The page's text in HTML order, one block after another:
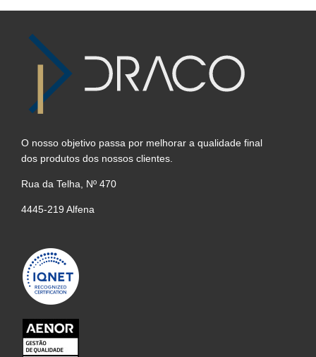
O nosso objetivo passa por melhorar a qualidade final
dos produtos dos nossos clientes.
Rua da Telha, Nº 470
4445-219 Alfena